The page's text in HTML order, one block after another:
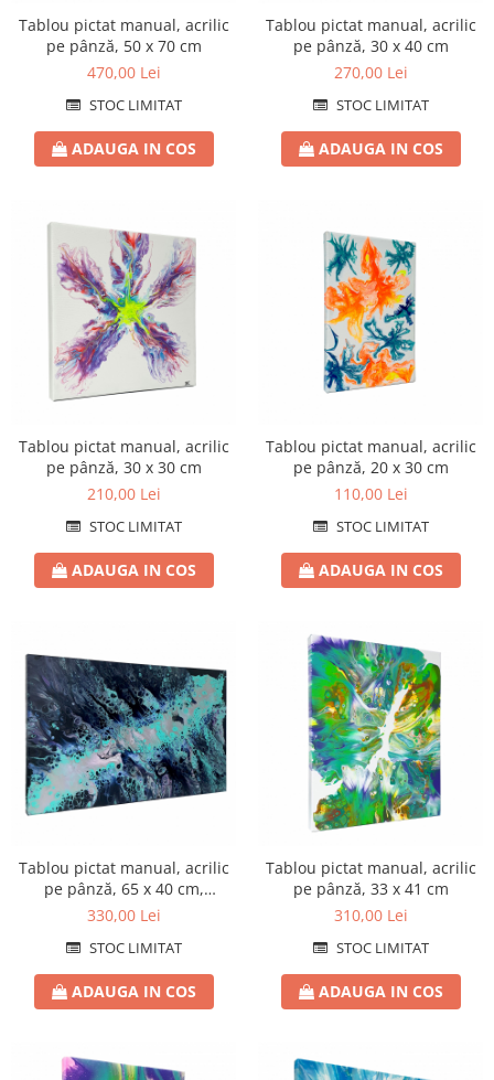
Tablou pictat manual, acrilic
pe pânză, 50 x 70 cm
470,00 Lei
STOC LIMITAT
ADAUGA IN COS
Tablou pictat manual, acrilic
pe pânză, 30 x 40 cm
270,00 Lei
STOC LIMITAT
ADAUGA IN COS
Tablou pictat manual, acrilic
pe pânză, 30 x 30 cm
210,00 Lei
STOC LIMITAT
ADAUGA IN COS
Tablou pictat manual, acrilic
pe pânză, 20 x 30 cm
110,00 Lei
STOC LIMITAT
ADAUGA IN COS
Tablou pictat manual, acrilic
pe pânză, 65 x 40 cm,
iridescent
330,00 Lei
STOC LIMITAT
ADAUGA IN COS
Tablou pictat manual, acrilic
pe pânză, 33 x 41 cm
310,00 Lei
STOC LIMITAT
ADAUGA IN COS